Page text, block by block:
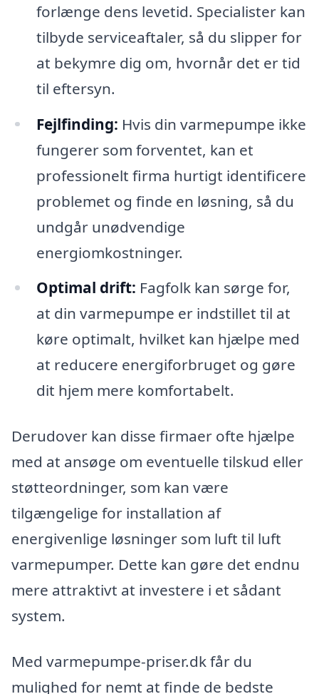
forlænge dens levetid. Specialister kan
tilbyde serviceaftaler, så du slipper for
at bekymre dig om, hvornår det er tid
til eftersyn.
Fejlfinding: Hvis din varmepumpe ikke
fungerer som forventet, kan et
professionelt firma hurtigt identificere
problemet og finde en løsning, så du
undgår unødvendige
energiomkostninger.
Optimal drift: Fagfolk kan sørge for,
at din varmepumpe er indstillet til at
køre optimalt, hvilket kan hjælpe med
at reducere energiforbruget og gøre
dit hjem mere komfortabelt.
Derudover kan disse firmaer ofte hjælpe
med at ansøge om eventuelle tilskud eller
støtteordninger, som kan være
tilgængelige for installation af
energivenlige løsninger som luft til luft
varmepumper. Dette kan gøre det endnu
mere attraktivt at investere i et sådant
system.
Med varmepumpe-priser.dk får du
mulighed for nemt at finde de bedste